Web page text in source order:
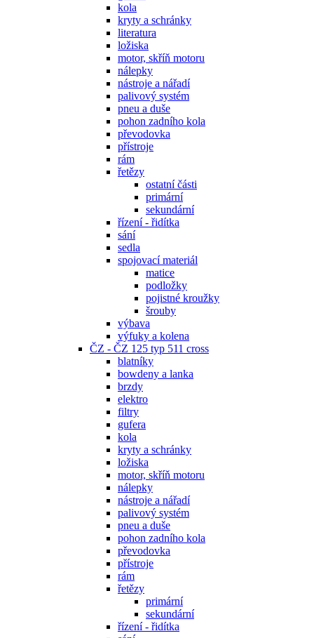
kola
kryty a schránky
literatura
ložiska
motor, skříň motoru
nálepky
nástroje a nářadí
palivový systém
pneu a duše
pohon zadního kola
převodovka
přístroje
rám
řetězy
ostatní části
primární
sekundární
řízení - řidítka
sání
sedla
spojovací materiál
matice
podložky
pojistné kroužky
šrouby
výbava
výfuky a kolena
ČZ - ČZ 125 typ 511 cross
blatníky
bowdeny a lanka
brzdy
elektro
filtry
gufera
kola
kryty a schránky
ložiska
motor, skříň motoru
nálepky
nástroje a nářadí
palivový systém
pneu a duše
pohon zadního kola
převodovka
přístroje
rám
řetězy
primární
sekundární
řízení - řidítka